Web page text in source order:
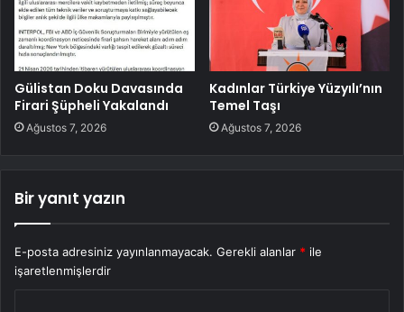
Gülistan Doku Davasında
Firari Şüpheli Yakalandı
Ağustos 7, 2026
Kadınlar Türkiye Yüzyılı’nın
Temel Taşı
Ağustos 7, 2026
Bir yanıt yazın
E-posta adresiniz yayınlanmayacak. Gerekli alanlar * ile
işaretlenmişlerdir